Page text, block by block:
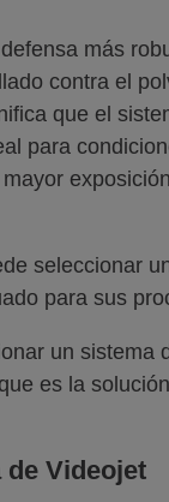
más
contra el
que el
para
seleccionar
para sus
un sistema
es la
Videojet